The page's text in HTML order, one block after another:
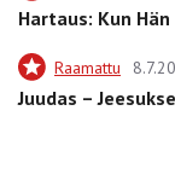
Hartaus: Kun
Raamattu
Juudas –